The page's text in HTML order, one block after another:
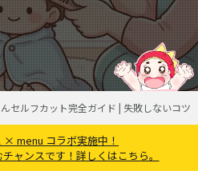
セルフカット完全ガイド | 失敗しないコツ
× menu コラボ実施中！
ャンスです！詳しくはこちら。